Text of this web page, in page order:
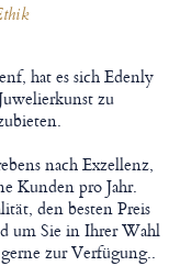
hat es sich Edenly
zu
nach Exzellenz,
Kunden pro Jahr.
den besten Preis
um Sie in Ihrer Wahl
zur Verfügung..